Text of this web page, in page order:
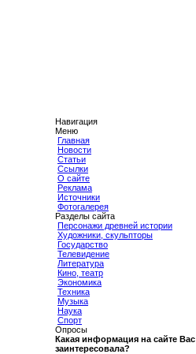
Навигация
Меню
Главная
Новости
Статьи
Ссылки
О сайте
Реклама
Источники
Фотогалерея
Разделы сайта
Персонажи древней истории
Художники, скульпторы
Государство
Телевидение
Литература
Кино, театр
Экономика
Техника
Музыка
Наука
Спорт
Опросы
Какая информация на сайте Вас
заинтересовала?